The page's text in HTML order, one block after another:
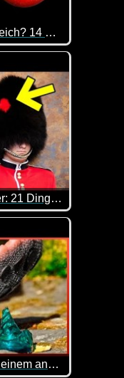
Schmecken alle Skittles gleich? 14 Mythen und Fakten über Süßigkeiten
was man so
Was steckt wirklich dahinter: 21 Dinge mit verblüffendem Hintergrund
lernen. Immer
Neue Erfindungen, die auf einem anderen Level sind - Teil 5